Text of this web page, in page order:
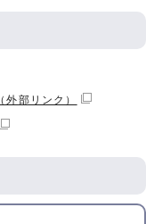
（外部リンク）